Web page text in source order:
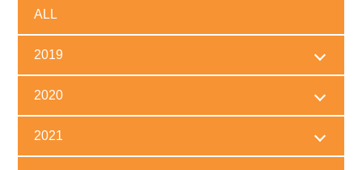
ALL
2019
2020
2021